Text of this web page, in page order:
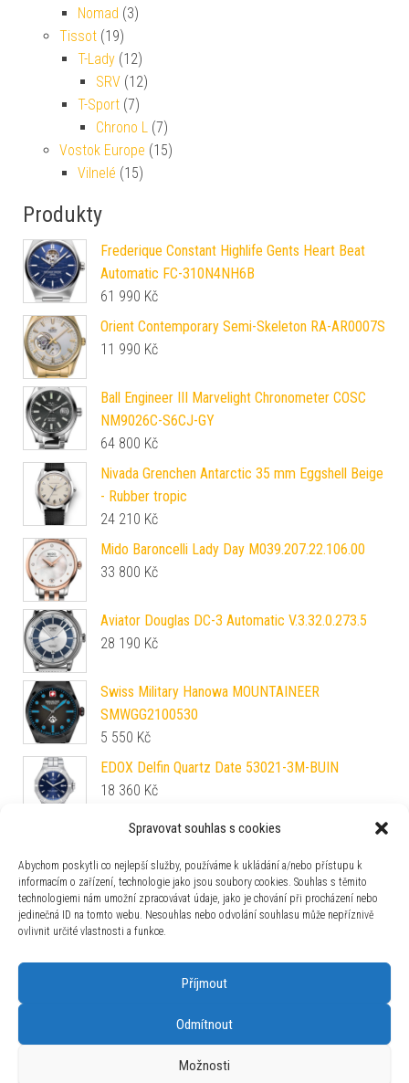
Spravovat souhlas s cookies
Abychom poskytli co nejlepší služby, používáme k ukládání a/nebo přístupu k
informacím o zařízení, technologie jako jsou soubory cookies. Souhlas s těmito
technologiemi nám umožní zpracovávat údaje, jako je chování při procházení nebo
jedinečná ID na tomto webu. Nesouhlas nebo odvolání souhlasu může nepříznivě
ovlivnit určité vlastnosti a funkce.
Příjmout
Odmítnout
Možnosti
Nomad (3)
Tissot (19)
T-Lady (12)
SRV (12)
T-Sport (7)
Chrono L (7)
Vostok Europe (15)
Vilnelé (15)
Produkty
Frederique Constant Highlife Gents Heart Beat
Automatic FC-310N4NH6B
61 990 Kč
Orient Contemporary Semi-Skeleton RA-AR0007S
11 990 Kč
Ball Engineer III Marvelight Chronometer COSC
NM9026C-S6CJ-GY
64 800 Kč
Nivada Grenchen Antarctic 35 mm Eggshell Beige
- Rubber tropic
24 210 Kč
Mido Baroncelli Lady Day M039.207.22.106.00
33 800 Kč
Aviator Douglas DC-3 Automatic V.3.32.0.273.5
28 190 Kč
Swiss Military Hanowa MOUNTAINEER
SMWGG2100530
5 550 Kč
EDOX Delfin Quartz Date 53021-3M-BUIN
18 360 Kč
Robot Graphic Sutnar Elephant Blue
98 000Kč
Candino Gents Classic Timeless C4724/3
3 390Kč
s.r.o. Chodovská 228/3 Praha 4 IČ: 26454424